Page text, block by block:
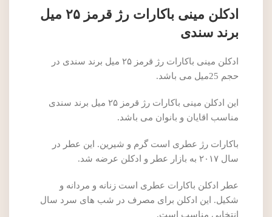
ادکلن مینی باکارات رژ قرمز ۲۵ میل
برند سندی
ادکلن مینی باکارات رژ قرمز ۲۵ میل برند سندی در
حجم 25میل می باشد.
این ادکلن مینی باکارات رژ قرمز ۲۵ میل برند سندی
مناسب اقایان و بانوان می باشد.
باکارات رژ عطری است گرم و شیرین. این عطر در
سال ۲۰۱۷ به بازار عطر و ادکلن عرضه شد.
عطر ادکلن باکارات عطری است زنانه و مردانه و
شکیل. این ادکلن برای مصرف در شب های سرد سال
انتخابی مناسب است.